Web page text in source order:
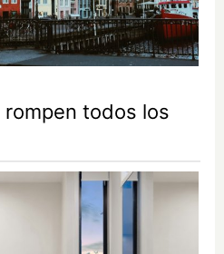
todos los